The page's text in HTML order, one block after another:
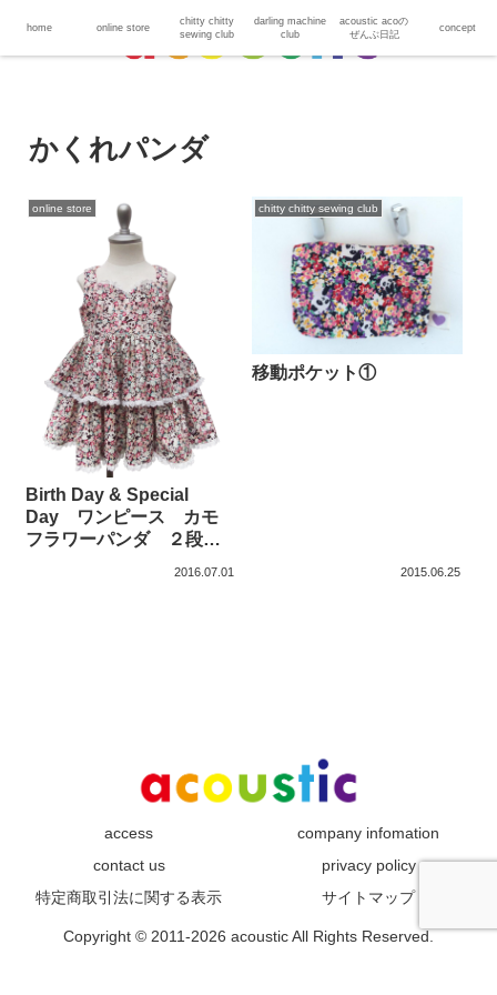
かくれパンダ
online store
Birth Day & Special
Day ワンピース カモ
フラワーパンダ ２段ボ
2016.07.01
chitty chitty sewing club
移動ポケット①
2015.06.25
access
company infomation
contact us
privacy policy
特定商取引法に関する表示
サイトマップ
Copyright © 2011-2026 acoustic All Rights Reserved.
home online store
chitty chitty
sewing club
darling machine
club
acoustic acoの
ぜんぶ日記
concept